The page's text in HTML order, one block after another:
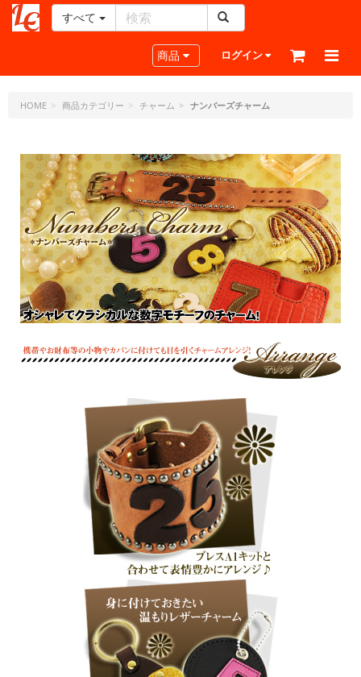
ー
ラ
ド
ッ
ト・
ジ
ェ
ー
ピ
ー
すべて
Toggle navigation
商品 ログイン
HOME 商品カテゴリー チャーム ナンバーズチャーム